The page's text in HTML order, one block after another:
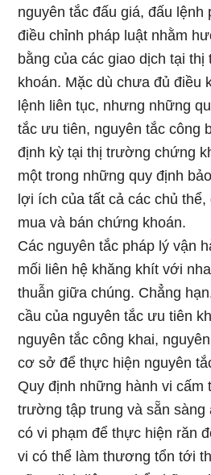
nguyên tắc đấu giá, đấu lệnh
điều chỉnh pháp luật nhằm
bằng của các giao dịch tại
khoán. Mặc dù chưa đủ điều
lệnh liên tục, nhưng những
tắc ưu tiên, nguyên tắc công
định kỳ tại thị trường chứng
một trong những quy định
lợi ích của tất cả các chủ
mua và bán chứng khoán.
Các nguyên tắc pháp lý vận
mối liên hệ khăng khít với
thuẫn giữa chúng. Chẳng
cầu của nguyên tắc ưu tiên
nguyên tắc công khai,
cơ sở để thực hiện nguyên
Quy định những hành vi cấm
trường tập trung và sẵn sàng
có vi phạm để thực hiện răn
vi có thể làm thương tổn tới